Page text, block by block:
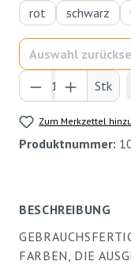
rot
schwarz
Auswahl
Produkt Stk
Zum Merkzettel
Produktnummer:
BESCHREIBUNG
FARBEN, DIE